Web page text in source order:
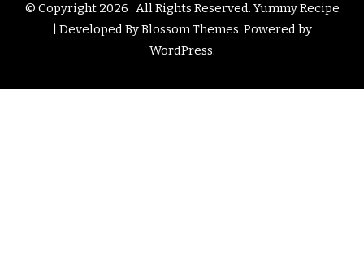
© Copyright 2026 . All Rights Reserved.Yummy Recipe
| Developed ByBlossom Themes. Powered by
WordPress.